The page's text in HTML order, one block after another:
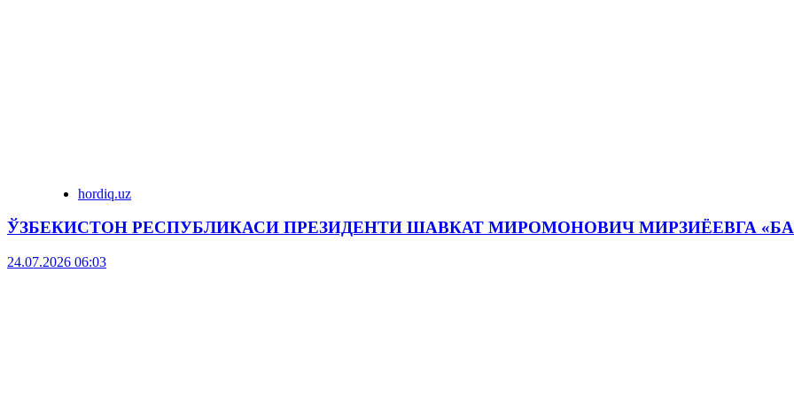
hordiq.uz
ЎЗБЕКИСТОН РЕСПУБЛИКАСИ ПРЕЗИДЕНТИ ШАВКАТ МИРОМОНОВИЧ МИРЗИЁЕВГА
24.07.2026 06:03